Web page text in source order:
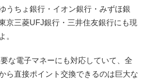
うちょ銀行・イオン銀行・みずほ銀
京三菱UFJ銀行・三井住友銀行にも現
。
な電子マネーにも対応していて、全
ら直接ポイント交換できるのは巨大な